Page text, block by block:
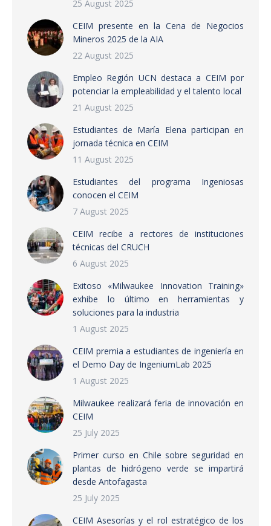
25 August 2025
CEIM presente en la Cena de Negocios
Mineros 2025 de la AIA
22 August 2025
Empleo Región UCN destaca a CEIM por
potenciar la empleabilidad y el talento local
21 August 2025
Estudiantes de María Elena participan en
jornada técnica en CEIM
11 August 2025
Estudiantes del programa Ingeniosas
conocen el CEIM
7 August 2025
CEIM recibe a rectores de instituciones
técnicas del CRUCH
6 August 2025
Exitoso «Milwaukee Innovation Training»
exhibe lo último en herramientas y
soluciones para la industria
1 August 2025
CEIM premia a estudiantes de ingeniería en
el Demo Day de IngeniumLab 2025
1 August 2025
Milwaukee realizará feria de innovación en
CEIM
25 July 2025
Primer curso en Chile sobre seguridad en
plantas de hidrógeno verde se impartirá
desde Antofagasta
25 July 2025
CEIM Asesorías y el rol estratégico de los